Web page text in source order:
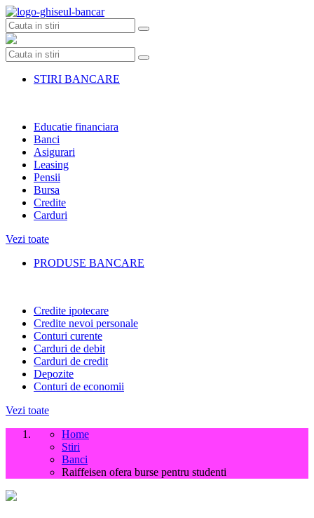
Skip
to
content
STIRI BANCARE
Educatie financiara
Banci
Asigurari
Leasing
Pensii
Bursa
Credite
Carduri
Vezi toate
PRODUSE BANCARE
Credite ipotecare
Credite nevoi personale
Conturi curente
Carduri de debit
Carduri de credit
Depozite
Conturi de economii
Vezi toate
Home
Stiri
Banci
Raiffeisen ofera burse pentru studenti